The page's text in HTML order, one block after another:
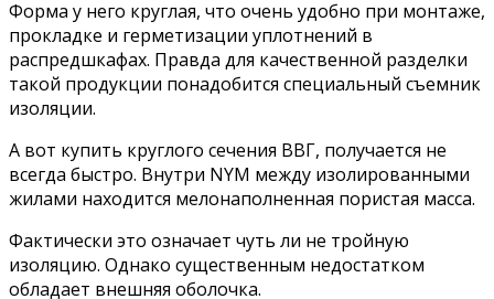
Форма у него круглая, что очень удобно при монтаже,
прокладке и герметизации уплотнений в
распредшкафах. Правда для качественной разделки
такой продукции понадобится специальный съемник
изоляции.
А вот купить круглого сечения ВВГ, получается не
всегда быстро. Внутри NYM между изолированными
жилами находится мелонаполненная пористая масса.
Фактически это означает чуть ли не тройную
изоляцию. Однако существенным недостатком
обладает внешняя оболочка.